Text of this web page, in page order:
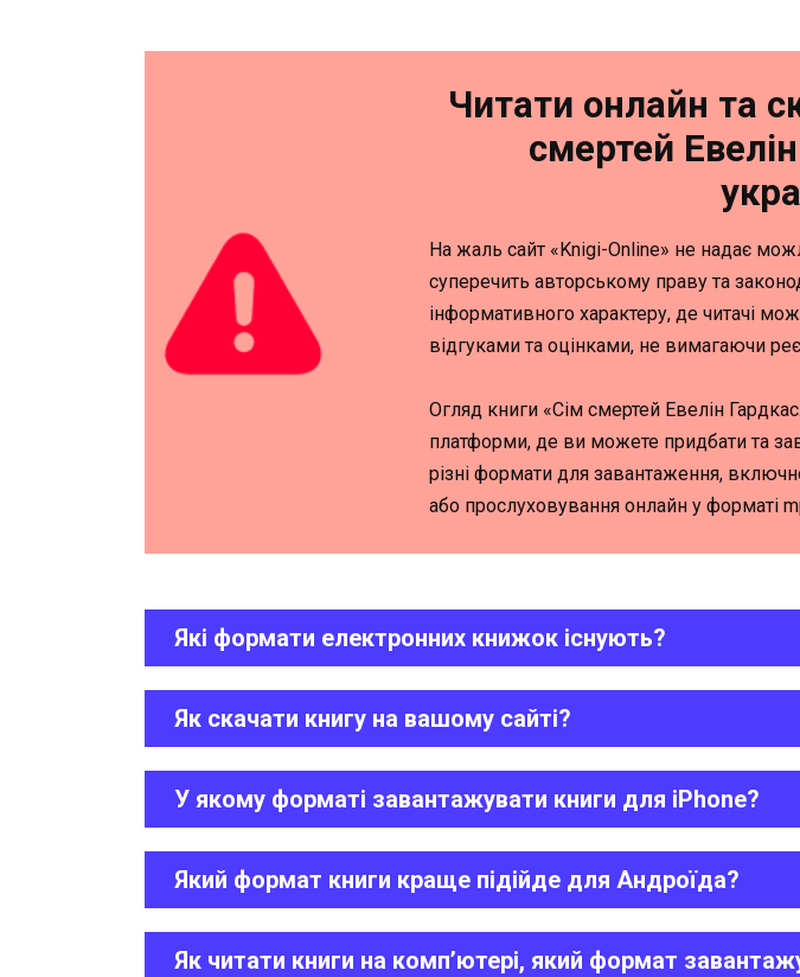
Читати онлайн та
смертей
На жаль сайт «Knigi-Online» не надає
суперечить авторському праву та
інформативного характеру, де читачі
відгуками та оцінками, не вимагаючи
Огляд книги «Сім смертей Евелін
платформи, де ви можете придбати та
різні формати для завантаження,
або прослуховування онлайн у форматі
Які формати електронних книжок існують?
Як скачати книгу на вашому сайті?
У якому форматі завантажувати книги для iPhone?
Який формат книги краще підійде для Андроїда?
Як читати книги на комп’ютері, який формат